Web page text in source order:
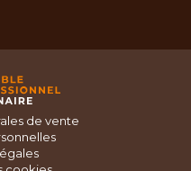
de vente